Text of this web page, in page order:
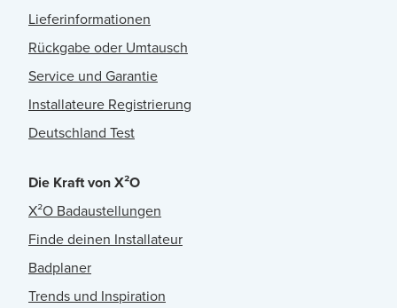
Lieferinformationen
Rückgabe oder Umtausch
Service und Garantie
Installateure Registrierung
Deutschland Test
Die Kraft von X²O
X²O Badaustellungen
Finde deinen Installateur
Badplaner
Trends und Inspiration